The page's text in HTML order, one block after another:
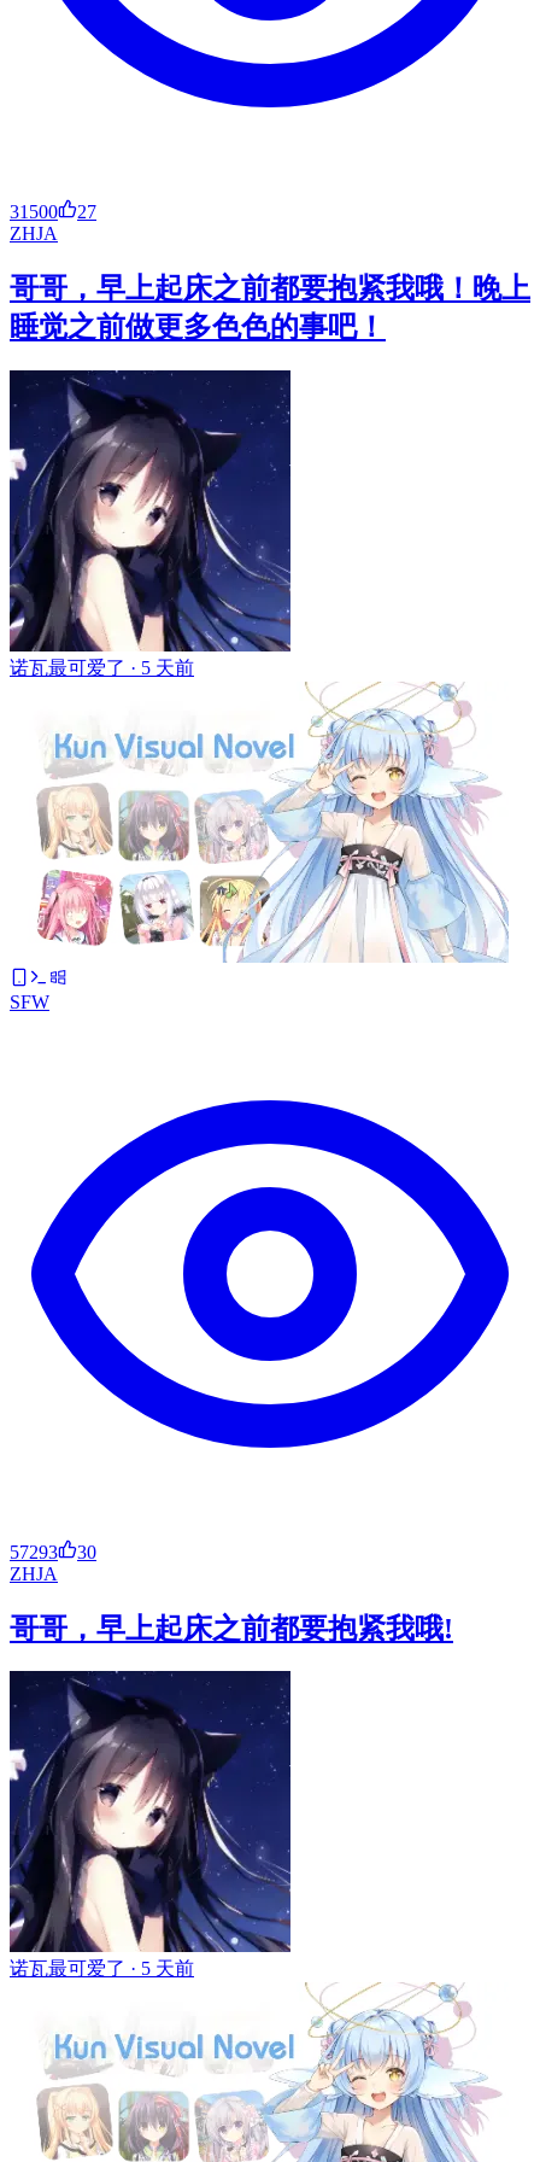
31500
27
ZHJA
哥哥，早上起床之前都要抱紧我哦！晚上
睡觉之前做更多色色的事吧！
诺瓦最可爱了 · 5 天前
SFW
57293
30
ZHJA
哥哥，早上起床之前都要抱紧我哦!
诺瓦最可爱了 · 5 天前